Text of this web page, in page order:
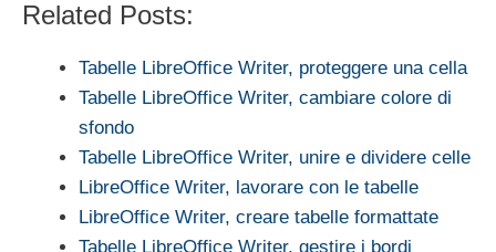
Related Posts:
Tabelle LibreOffice Writer, proteggere una cella
Tabelle LibreOffice Writer, cambiare colore di
sfondo
Tabelle LibreOffice Writer, unire e dividere celle
LibreOffice Writer, lavorare con le tabelle
LibreOffice Writer, creare tabelle formattate
Tabelle LibreOffice Writer, gestire i bordi